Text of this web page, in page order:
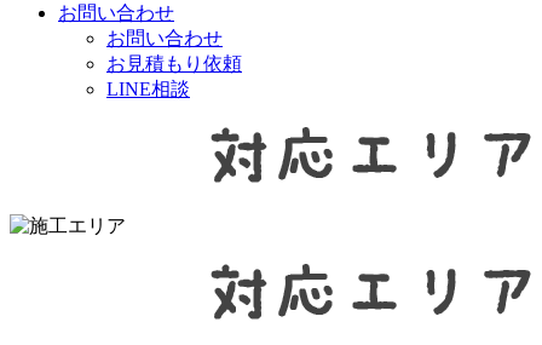
お問い合わせ
お問い合わせ
お見積もり依頼
LINE相談